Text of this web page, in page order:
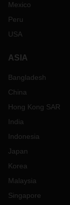
Mexico
Peru
USA
ASIA
Bangladesh
China
Hong Kong SAR
India
Indonesia
Japan
Korea
Malaysia
Singapore